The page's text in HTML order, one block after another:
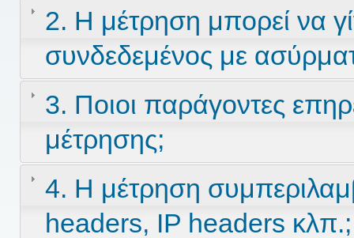
2. Η μέτρηση μπορεί να
συνδεδεμένος με
3. Ποιοι παράγοντες
μέτρησης;
4. Η μέτρηση
headers, IP headers κλπ.;